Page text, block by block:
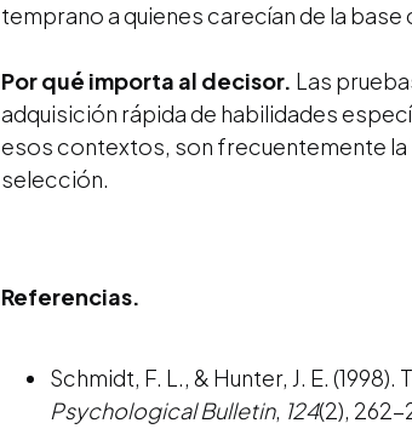
temprano a quienes carecían de la
Por qué importa al decisor. Las
adquisición rápida de habilidades
esos contextos, son frecuentemente
selección.
Referencias.
Schmidt, F. L., & Hunter, J. E.
Psychological Bulletin, 124(2),